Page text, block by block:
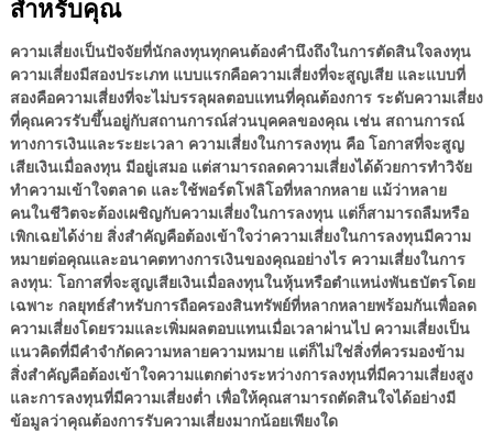
สำหรับคุณ
ความเสี่ยงเป็นปัจจัยที่นักลงทุนทุกคนต้องคำนึงถึงในการตัดสินใจลงทุน
ความเสี่ยงมีสองประเภท แบบแรกคือความเสี่ยงที่จะสูญเสีย และแบบที่
สองคือความเสี่ยงที่จะไม่บรรลุผลตอบแทนที่คุณต้องการ ระดับความเสี่ยง
ที่คุณควรรับขึ้นอยู่กับสถานการณ์ส่วนบุคคลของคุณ เช่น สถานการณ์
ทางการเงินและระยะเวลา ความเสี่ยงในการลงทุน คือ โอกาสที่จะสูญ
เสียเงินเมื่อลงทุน มีอยู่เสมอ แต่สามารถลดความเสี่ยงได้ด้วยการทำวิจัย
ทำความเข้าใจตลาด และใช้พอร์ตโฟลิโอที่หลากหลาย แม้ว่าหลาย
คนในชีวิตจะต้องเผชิญกับความเสี่ยงในการลงทุน แต่ก็สามารถลืมหรือ
เพิกเฉยได้ง่าย สิ่งสำคัญคือต้องเข้าใจว่าความเสี่ยงในการลงทุนมีความ
หมายต่อคุณและอนาคตทางการเงินของคุณอย่างไร ความเสี่ยงในการ
ลงทุน: โอกาสที่จะสูญเสียเงินเมื่อลงทุนในหุ้นหรือตำแหน่งพันธบัตรโดย
เฉพาะ กลยุทธ์สำหรับการถือครองสินทรัพย์ที่หลากหลายพร้อมกันเพื่อลด
ความเสี่ยงโดยรวมและเพิ่มผลตอบแทนเมื่อเวลาผ่านไป ความเสี่ยงเป็น
แนวคิดที่มีคำจำกัดความหลายความหมาย แต่ก็ไม่ใช่สิ่งที่ควรมองข้าม
สิ่งสำคัญคือต้องเข้าใจความแตกต่างระหว่างการลงทุนที่มีความเสี่ยงสูง
และการลงทุนที่มีความเสี่ยงต่ำ เพื่อให้คุณสามารถตัดสินใจได้อย่างมี
ข้อมูลว่าคุณต้องการรับความเสี่ยงมากน้อยเพียงใด